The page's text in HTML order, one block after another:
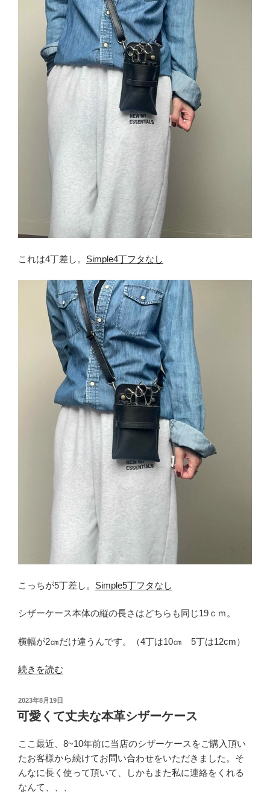
これは4丁差し。 Simple4丁フタなし
こっちが5丁差し。 Simple5丁フタなし
シザーケース本体の縦の長さはどちらも同じ19ｃｍ。
横幅が2㎝だけ違うんです。（4丁は10㎝ 5丁は12cm）
“あ
た
は
っ
ち
派？？”
の
続きを読む
投
稿
日:
2023年8月19日
可愛くて丈夫な本革シザーケース
ここ最近、8~10年前に当店のシザーケースをご購入頂い
たお客様から続けてお問い合わせをいただきました。そ
んなに長く使って頂いて、しかもまた私に連絡をくれる
なんて、、、